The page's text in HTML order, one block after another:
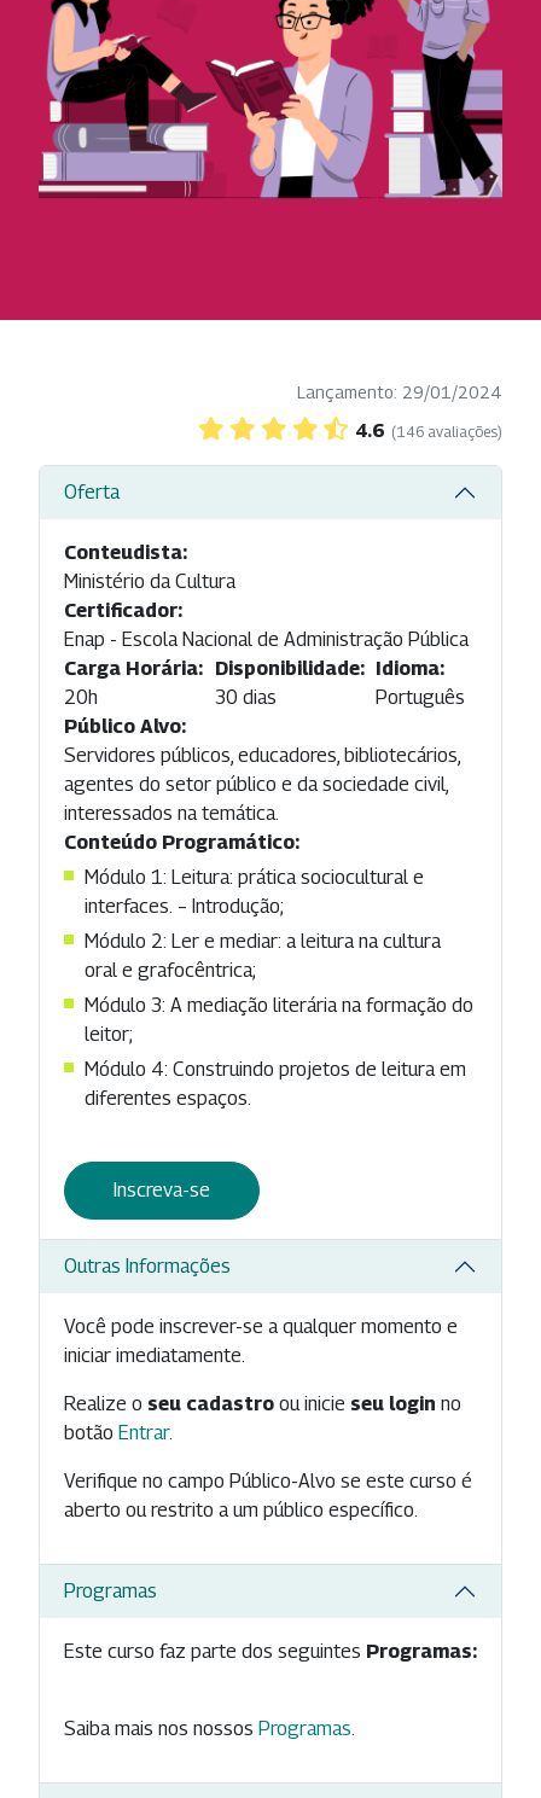
Lançamento: 29/01/2024
4.6 (146 avaliações)
Oferta
Conteudista:
Ministério da Cultura
Certificador:
Enap - Escola Nacional de Administração Pública
Carga Horária:
20h
Disponibilidade:
30 dias
Idioma:
Português
Público Alvo:
Servidores públicos, educadores, bibliotecários,
agentes do setor público e da sociedade civil,
interessados na temática.
Conteúdo Programático:
Módulo 1: Leitura: prática sociocultural e
interfaces. – Introdução;
Módulo 2: Ler e mediar: a leitura na cultura
oral e grafocêntrica;
Módulo 3: A mediação literária na formação do
leitor;
Módulo 4: Construindo projetos de leitura em
diferentes espaços.
Inscreva-se
Outras Informações
Você pode inscrever-se a qualquer momento e
iniciar imediatamente.
Realize o seu cadastro ou inicie seu login no
botão Entrar.
Verifique no campo Público-Alvo se este curso é
aberto ou restrito a um público específico.
Programas
Este curso faz parte dos seguintes Programas:
Saiba mais nos nossos Programas